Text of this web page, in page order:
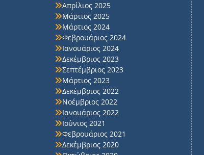
Απρίλιος 2025
Μάρτιος 2025
Μάρτιος 2024
Φεβρουάριος 2024
Ιανουάριος 2024
Δεκέμβριος 2023
Σεπτέμβριος 2023
Μάρτιος 2023
Δεκέμβριος 2022
Νοέμβριος 2022
Ιανουάριος 2022
Ιούνιος 2021
Φεβρουάριος 2021
Δεκέμβριος 2020